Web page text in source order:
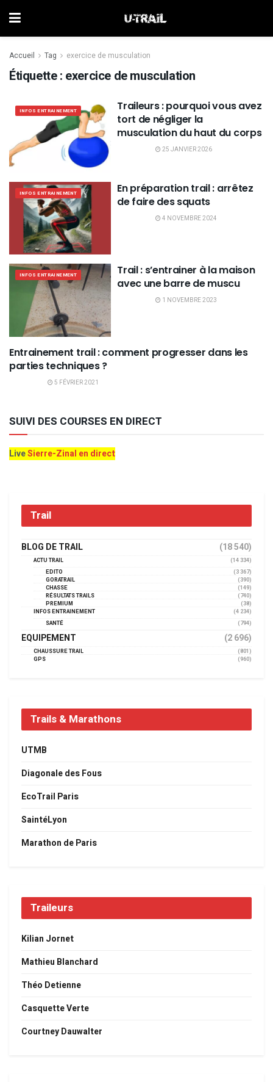
Accueil Tag exercice de musculation
Étiquette : exercice de musculation
INFOS ENTRAINEMENT
Traileurs : pourquoi vous avez
tort de négliger la
musculation du haut du corps
25 JANVIER 2026
INFOS ENTRAINEMENT
En préparation trail : arrêtez
de faire des squats
4 NOVEMBRE 2024
INFOS ENTRAINEMENT
Trail : s’entrainer à la maison
avec une barre de muscu
1 NOVEMBRE 2023
INFOS ENTRAINEMENT
Entrainement trail : comment progresser dans les
parties techniques ?
5 FÉVRIER 2021
SUIVI DES COURSES EN DIRECT
LiveSierre-Zinal en direct
Trail
BLOG DE TRAIL (18 540)
ACTU TRAIL
(14 334)
EDITO
(3 367)
GORATRAIL
(390)
CHASSE
(149)
RÉSULTATS TRAILS
(740)
PREMIUM
(38)
INFOS ENTRAINEMENT
(4 234)
SANTÉ
(794)
EQUIPEMENT (2 696)
CHAUSSURE TRAIL
(801)
GPS
(960)
Trails & Marathons
UTMB
Diagonale des Fous
EcoTrail Paris
SaintéLyon
Marathon de Paris
Traileurs
Kilian Jornet
Mathieu Blanchard
Théo Detienne
Casquette Verte
Courtney Dauwalter